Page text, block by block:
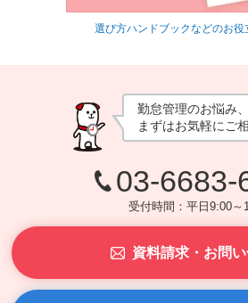
選び方ハンドブックなどのお役
勤怠管理のお悩み、
まずはお気軽にご
03-6683-
受付時間：平日9:00～
資料請求・お問